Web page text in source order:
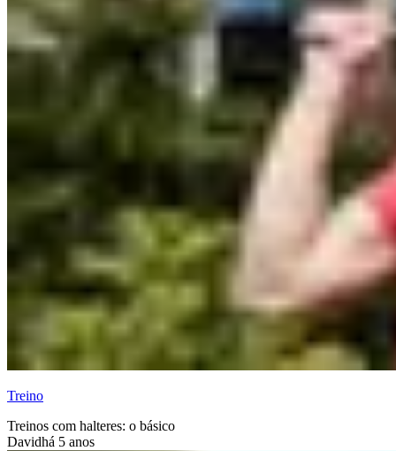
Treino
Treinos com halteres: o básico
Davidhá 5 anos